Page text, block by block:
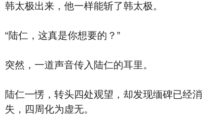
韩太极出来，他一样能斩了韩太极。
“陆仁，这真是你想要的？”
突然，一道声音传入陆仁的耳里。
陆仁一愣，转头四处观望，却发现缅碑已经消
失，四周化为虚无。